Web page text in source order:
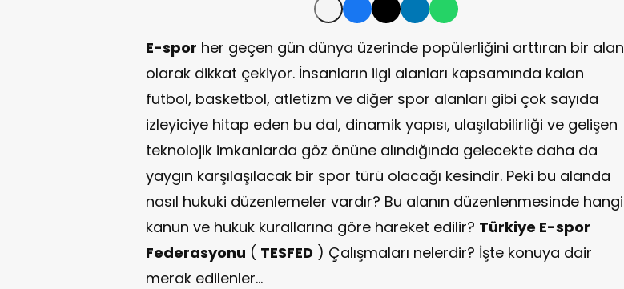
E-spor her geçen gün dünya üzerinde popülerliğini arttıran bir alan
olarak dikkat çekiyor. İnsanların ilgi alanları kapsamında kalan
futbol, basketbol, atletizm ve diğer spor alanları gibi çok sayıda
izleyiciye hitap eden bu dal, dinamik yapısı, ulaşılabilirliği ve gelişen
teknolojik imkanlarda göz önüne alındığında gelecekte daha da
yaygın karşılaşılacak bir spor türü olacağı kesindir. Peki bu alanda
nasıl hukuki düzenlemeler vardır? Bu alanın düzenlenmesinde hangi
kanun ve hukuk kurallarına göre hareket edilir? Türkiye E-spor
Federasyonu ( TESFED ) Çalışmaları nelerdir? İşte konuya dair
merak edilenler…